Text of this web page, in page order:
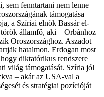
sem fenntartani nem lenne
támogatása
a Szíriai elnök Bassár el-
államfő, aki – Orbánhoz
Oroszországhoz. Aszadot
hatalmon. Erdogan most
diktatórikus rendszere
világ támogatását. Szíria jól
– akár az USA-val a
és stratégiai pozícióját